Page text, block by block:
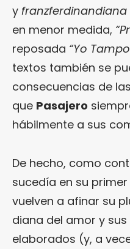
y franzferdinandiana
en menor medida,
reposada “Yo
textos también se
consecuencias de
que Pasajero
hábilmente a sus
De hecho, como
sucedía en su
vuelven a afinar su
diana del amor y
elaborados (y, a